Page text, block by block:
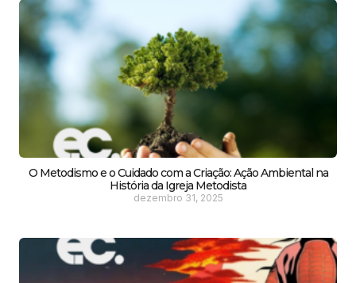
O Metodismo e o Cuidado com a Criação: Ação Ambiental na
História da Igreja Metodista
dezembro 31, 2025